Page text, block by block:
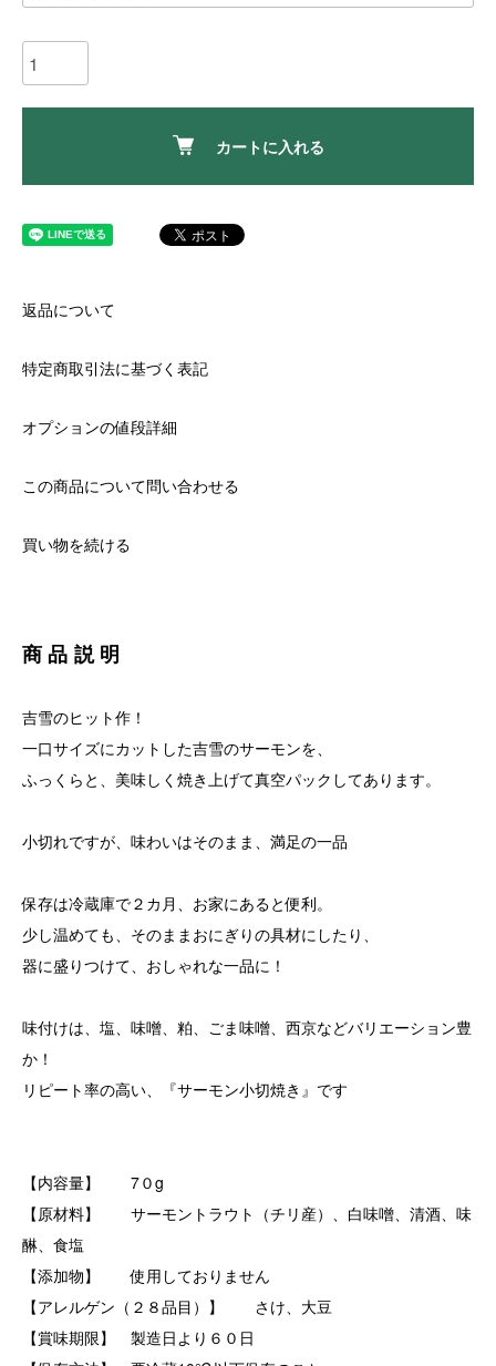
カートに入れる
返品について
特定商取引法に基づく表記
オプションの値段詳細
この商品について問い合わせる
買い物を続ける
商品説明
吉雪のヒット作！
一口サイズにカットした吉雪のサーモンを、
ふっくらと、美味しく焼き上げて真空パックしてあります。
小切れですが、味わいはそのまま、満足の一品
保存は冷蔵庫で２カ月、お家にあると便利。
少し温めても、そのままおにぎりの具材にしたり、
器に盛りつけて、おしゃれな一品に！
味付けは、塩、味噌、粕、ごま味噌、西京などバリエーション豊
か！
リピート率の高い、『サーモン小切焼き』です
【内容量】 7０g
【原材料】 サーモントラウト（チリ産）、白味噌、清酒、味
醂、食塩
【添加物】 使用しておりません
【アレルゲン（２８品目）】 さけ、大豆
【賞味期限】 製造日より６０日